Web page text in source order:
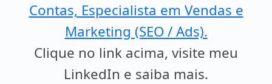
Contas, Especialista em Vendas e
Marketing (SEO / Ads).
Clique no link acima, visite meu
LinkedIn e saiba mais.